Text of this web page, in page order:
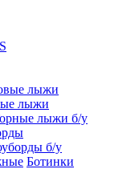
лыжи
лыжи
лыжи б/у
б/у
Ботинки